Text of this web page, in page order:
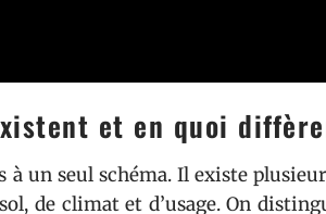
et en quoi
à un seul schéma. Il existe
de climat et d’usage. On